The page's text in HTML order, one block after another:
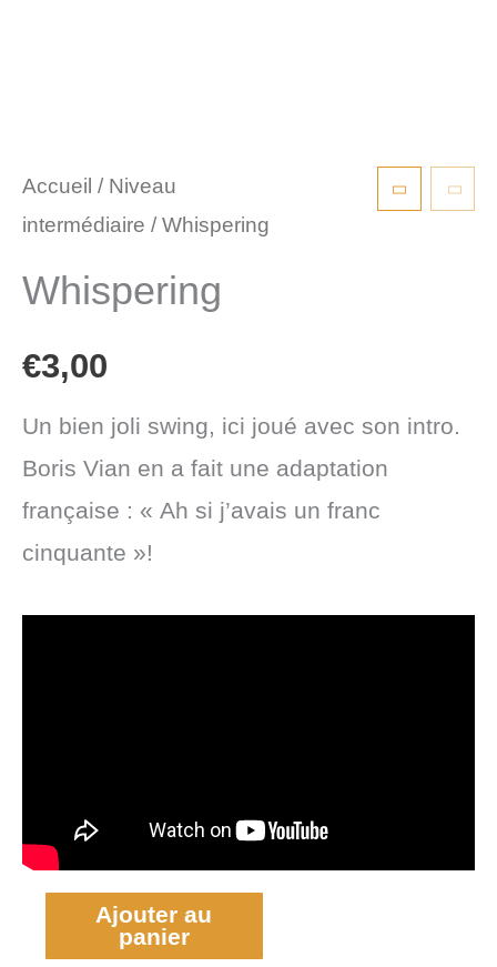
Accueil / Niveau
intermédiaire / Whispering
Whispering
€3,00
Un bien joli swing, ici joué avec son intro.
Boris Vian en a fait une adaptation
française : « Ah si j’avais un franc
cinquante »!
Ajouter au
panier